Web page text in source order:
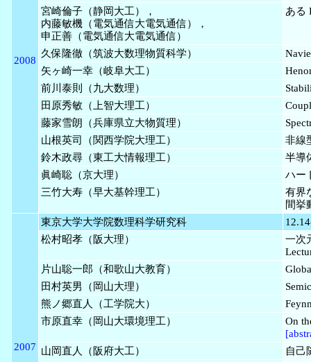
2008
宮崎倫子（静岡大工），
内藤敏機（電気通信大電気通信），
申正善（電気通信大電気通信）
ある
久保隆徹（筑波大数理物質科学）
矢ヶ崎一幸（岐阜大工）
前川泰則（九大数理）
田原秀敏（上智大理工）
藤家雪朗（兵庫県立大物質理）
山根英司（関西学院大理工）
非線
鈴木政尋（東工大情報理工）
半導
眞崎聡（京大理）
ハー
三竹大寿（早大基幹理工）
有界
間挙
2007
東京大学大学院数理科学研究科
松村昭孝（阪大理）
一次
片山聡一郎（和歌山大教育）
田村英男（岡山大理）
熊ノ郷直人（工学院大）
市原直幸（岡山大環境理工）
On
山岡直人（阪府大工）
自己